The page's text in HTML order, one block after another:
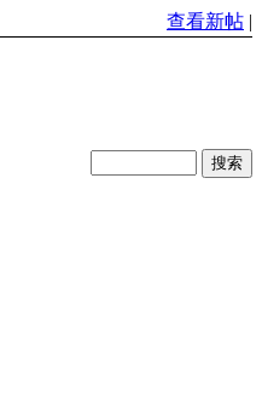
查看新帖 |